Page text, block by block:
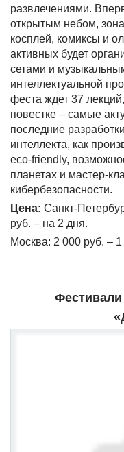
развлечениями.
открытым небом,
косплей, комиксы и
активных будет
сетами и
интеллектуальной
феста ждет 37
повестке – самые
последние
интеллекта, как
eco-friendly,
планетах и мастер-
кибербезопасности.
Цена: Санкт-
руб. – на 2 дня.
Москва: 2 000 руб. –
Фестивали